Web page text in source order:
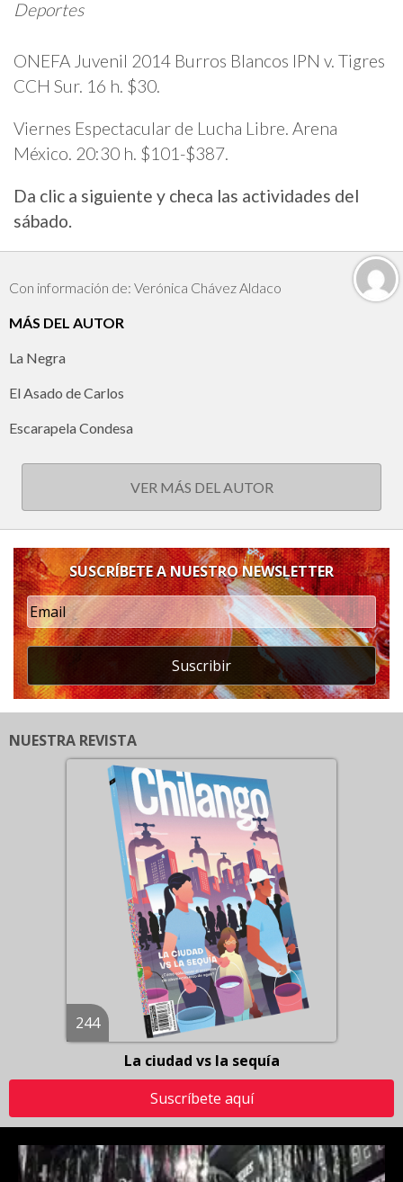
Deportes
ONEFA Juvenil 2014 Burros Blancos IPN v. Tigres
CCH Sur. 16 h. $30.
Viernes Espectacular de Lucha Libre. Arena
México. 20:30 h. $101-$387.
Da clic a siguiente y checa las actividades del
sábado.
Con información de: Verónica Chávez Aldaco
MÁS DEL AUTOR
La Negra
El Asado de Carlos
Escarapela Condesa
VER MÁS DEL AUTOR
SUSCRÍBETE A NUESTRO NEWSLETTER
Suscribir
NUESTRA REVISTA
244
La ciudad vs la sequía
Suscríbete aquí